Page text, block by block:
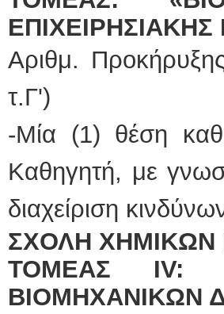
Αριθμ.
τ.Γ')
-Μία (1) θέση
Καθηγητή, με
διαχείριση
ΣΧΟΛΗ
ΤΟΜΕΑΣ IV:
ΒΙΟΜΗΧΑΝΙΚΩΝ